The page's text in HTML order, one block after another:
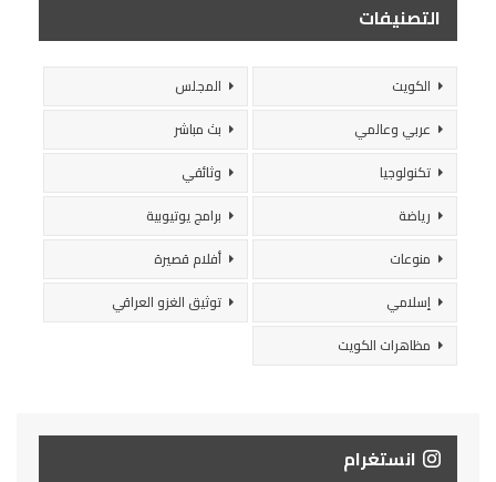
التصنيفات
الكويت
المجلس
عربي وعالمي
بث مباشر
تكنولوجيا
وثائقي
رياضة
برامج يوتيوبية
منوعات
أفلام قصيرة
إسلامي
توثيق الغزو العراقي
مظاهرات الكويت
انستغرام